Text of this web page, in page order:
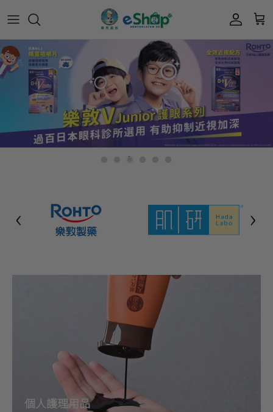
所有產品
面部護理
身體護理
眼睛護理
所有產品
護膚用品
個人護理用品
護眼產品
曼秀雷敦
Mentholatum
樂敦 Rohto
肌研 Hada
為消費者提供潤唇膏、男士護膚、女士護膚、
防曬、抗痘等護膚品、50惠養髮及樂敦眼藥水
曼秀雷敦
Acnes 優惠券
Oxy 優惠券
肌研極潤保濕冰感霜優惠券
肌研極潤保濕化妝水現金券
會員獎賞計劃
積分兌換獎賞教學
🎊會員快閃優惠💌
最新限定🔥
50惠 優惠
肌研 Hada Labo 優惠
網店獨家套裝🌟
‹ ›
護膚用品